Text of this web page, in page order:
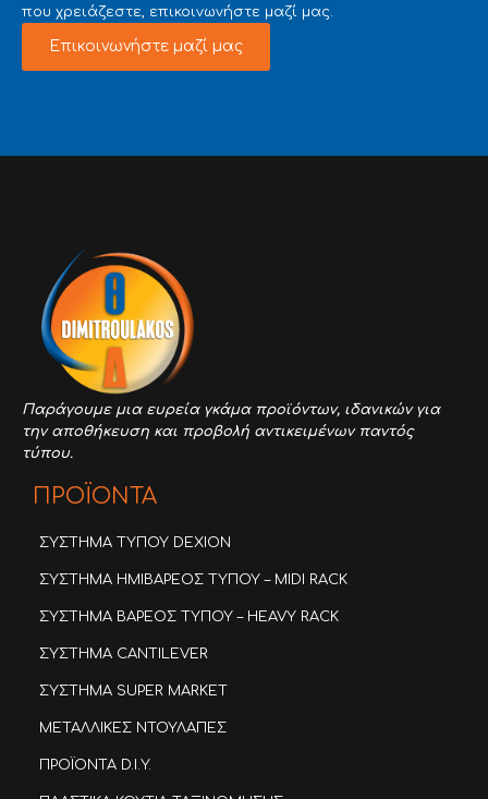
που χρειάζεστε, επικοινωνήστε μαζί μας.
Επικοινωνήστε μαζί μας
Παράγουμε μια ευρεία γκάμα προϊόντων, ιδανικών για
την αποθήκευση και προβολή αντικειμένων παντός
τύπου.
ΠΡΟΪΟΝΤΑ
ΣΥΣΤΗΜΑ ΤΥΠΟΥ DEXION
ΣΥΣΤΗΜΑ ΗΜΙΒΑΡΕΟΣ ΤΥΠΟΥ – MIDI RACK
ΣΥΣΤΗΜΑ ΒΑΡΕΟΣ ΤΥΠΟΥ – HEAVY RACK
ΣΥΣΤΗΜΑ CANTILEVER
ΣΥΣΤΗΜΑ SUPER MARKET
ΜΕΤΑΛΛΙΚΕΣ ΝΤΟΥΛΑΠΕΣ
ΠΡΟΪΟΝΤΑ D.I.Y.